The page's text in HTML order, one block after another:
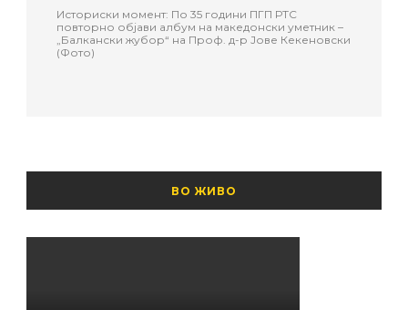
Историски момент: По 35 години ПГП РТС
повторно објави албум на македонски уметник –
„Балкански жубор“ на Проф. д-р Јове Кекеновски
(Фото)
ВО ЖИВО